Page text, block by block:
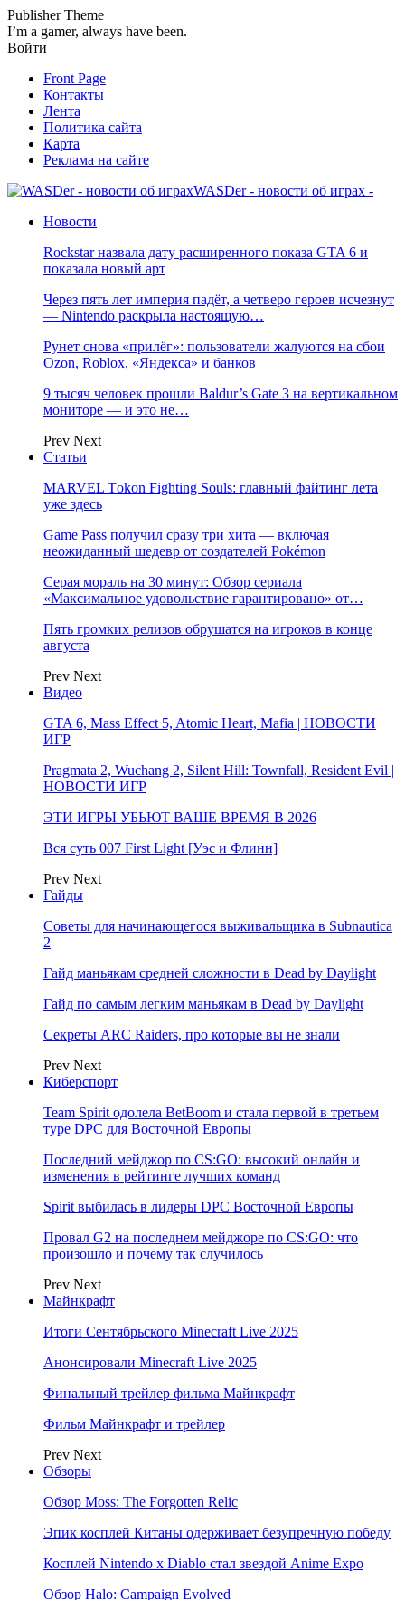
Publisher Theme
I’m a gamer, always have been.
Войти
Front Page
Контакты
Лента
Политика сайта
Карта
Реклама на сайте
WASDer - новости об играх -
Новости
Rockstar назвала дату расширенного показа GTA 6 и
показала новый арт
Через пять лет империя падёт, а четверо героев исчезнут
— Nintendo раскрыла настоящую…
Рунет снова «прилёг»: пользователи жалуются на сбои
Ozon, Roblox, «Яндекса» и банков
9 тысяч человек прошли Baldur’s Gate 3 на вертикальном
мониторе — и это не…
Prev Next
Статьи
MARVEL Tōkon Fighting Souls: главный файтинг лета
уже здесь
Game Pass получил сразу три хита — включая
неожиданный шедевр от создателей Pokémon
Серая мораль на 30 минут: Обзор сериала
«Максимальное удовольствие гарантировано» от…
Пять громких релизов обрушатся на игроков в конце
августа
Prev Next
Видео
GTA 6, Mass Effect 5, Atomic Heart, Mafia | НОВОСТИ
ИГР
Pragmata 2, Wuchang 2, Silent Hill: Townfall, Resident Evil |
НОВОСТИ ИГР
ЭТИ ИГРЫ УБЬЮТ ВАШЕ ВРЕМЯ В 2026
Вся суть 007 First Light [Уэс и Флинн]
Prev Next
Гайды
Советы для начинающегося выживальщика в Subnautica
2
Гайд маньякам средней сложности в Dead by Daylight
Гайд по самым легким маньякам в Dead by Daylight
Секреты ARC Raiders, про которые вы не знали
Prev Next
Киберспорт
Team Spirit одолела BetBoom и стала первой в третьем
туре DPC для Восточной Европы
Последний мейджор по CS:GO: высокий онлайн и
изменения в рейтинге лучших команд
Spirit выбилась в лидеры DPC Восточной Европы
Провал G2 на последнем мейджоре по CS:GO: что
произошло и почему так случилось
Prev Next
Майнкрафт
Итоги Сентябрьского Minecraft Live 2025
Анонсировали Minecraft Live 2025
Финальный трейлер фильма Майнкрафт
Фильм Майнкрафт и трейлер
Prev Next
Обзоры
Обзор Moss: The Forgotten Relic
Эпик косплей Китаны одерживает безупречную победу
Косплей Nintendo x Diablo стал звездой Anime Expo
Обзор Halo: Campaign Evolved